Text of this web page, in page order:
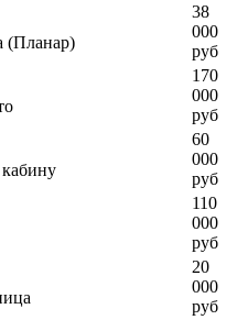
(Планар)
38
000
руб
170
000
руб
кабину
60
000
руб
110
000
руб
20
000
руб